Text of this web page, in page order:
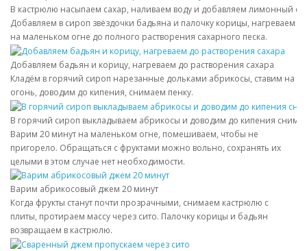
В кастрюлю насыпаем сахар, наливаем воду и добавляем лимонный
Добавляем в сироп звёздочки бадьяна и палочку корицы, нагреваем
на маленьком огне до полного растворения сахарного песка.
Добавляем бадьян и корицу, нагреваем до растворения сахара
Кладём в горячий сироп нарезанные дольками абрикосы, ставим на
огонь, доводим до кипения, снимаем пенку.
В горячий сироп выкладываем абрикосы и доводим до кипения
Варим 20 минут на маленьком огне, помешиваем, чтобы не
пригорело. Обращаться с фруктами можно вольно, сохранять их
целыми в этом случае нет необходимости.
Варим абрикосовый джем 20 минут
Когда фрукты станут почти прозрачными, снимаем кастрюлю с
плиты, протираем массу через сито. Палочку корицы и бадьян
возвращаем в кастрюлю.